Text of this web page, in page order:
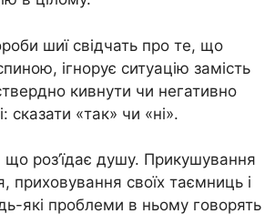
шиї свідчать про те, що
ігнорує ситуацію замість
кивнути чи негативно
«так» чи «ні».
що роз’їдає душу. Прикушування
приховування своїх таємниць і
які проблеми в ньому говорять